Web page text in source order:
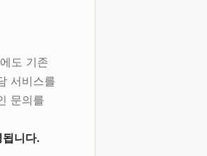
도 기존
서비스를
문의를
니다.